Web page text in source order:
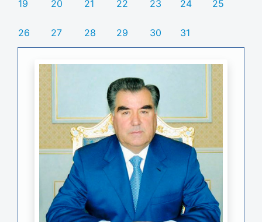
19 20 21 22 23 24 25
26 27 28 29 30 31